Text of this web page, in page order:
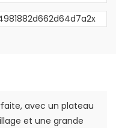
avec un plateau
et une grande